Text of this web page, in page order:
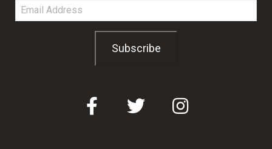
Email
Address
Subscribe